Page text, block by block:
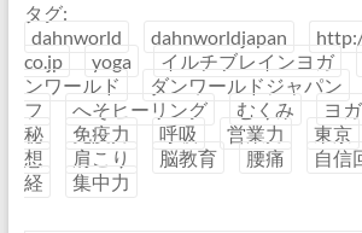
タグ:
dahnworld
dahnworldjapan
co.jp
yoga イルチブレインヨガ
ンワールド
ダンワールドジャパン
フ
へそヒーリング むくみ ヨガ
秘
免疫力 呼吸 営業力 東京
想
肩こり 脳教育 腰痛 自信
経
集中力